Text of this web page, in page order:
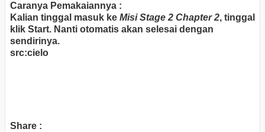
Caranya Pemakaiannya :
Kalian tinggal masuk ke Misi Stage 2 Chapter 2, tinggal
klik Start. Nanti otomatis akan selesai dengan
sendirinya.
src:cielo
Share :